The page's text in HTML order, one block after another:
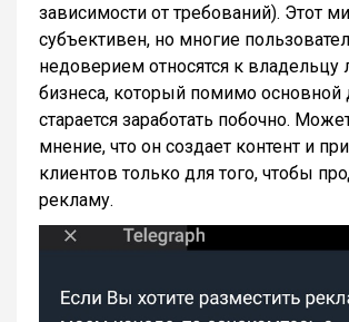
зависимости от требований). Этот
субъективен, но многие
недоверием относятся к владельцу
бизнеса, который помимо основной
старается заработать побочно.
мнение, что он создает контент и
клиентов только для того, чтобы
рекламу.